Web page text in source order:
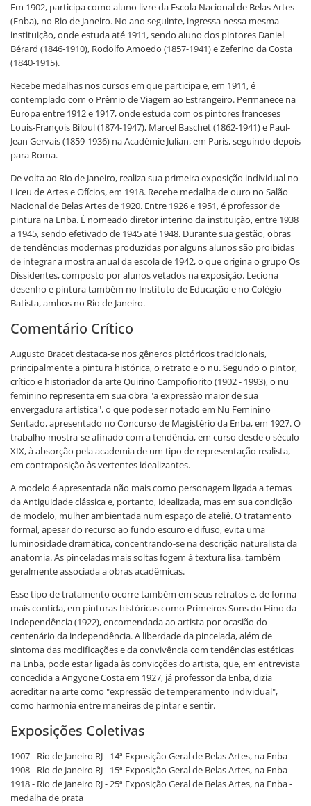
Em 1902, participa como aluno livre da Escola Nacional de Belas Artes
(Enba), no Rio de Janeiro. No ano seguinte, ingressa nessa mesma
instituição, onde estuda até 1911, sendo aluno dos pintores Daniel
Bérard (1846-1910), Rodolfo Amoedo (1857-1941) e Zeferino da Costa
(1840-1915).
Recebe medalhas nos cursos em que participa e, em 1911, é
contemplado com o Prêmio de Viagem ao Estrangeiro. Permanece na
Europa entre 1912 e 1917, onde estuda com os pintores franceses
Louis-François Biloul (1874-1947), Marcel Baschet (1862-1941) e Paul-
Jean Gervais (1859-1936) na Académie Julian, em Paris, seguindo depois
para Roma.
De volta ao Rio de Janeiro, realiza sua primeira exposição individual no
Liceu de Artes e Ofícios, em 1918. Recebe medalha de ouro no Salão
Nacional de Belas Artes de 1920. Entre 1926 e 1951, é professor de
pintura na Enba. É nomeado diretor interino da instituição, entre 1938
a 1945, sendo efetivado de 1945 até 1948. Durante sua gestão, obras
de tendências modernas produzidas por alguns alunos são proibidas
de integrar a mostra anual da escola de 1942, o que origina o grupo Os
Dissidentes, composto por alunos vetados na exposição. Leciona
desenho e pintura também no Instituto de Educação e no Colégio
Batista, ambos no Rio de Janeiro.
Comentário Crítico
Augusto Bracet destaca-se nos gêneros pictóricos tradicionais,
principalmente a pintura histórica, o retrato e o nu. Segundo o pintor,
crítico e historiador da arte Quirino Campofiorito (1902 - 1993), o nu
feminino representa em sua obra "a expressão maior de sua
envergadura artística", o que pode ser notado em Nu Feminino
Sentado, apresentado no Concurso de Magistério da Enba, em 1927. O
trabalho mostra-se afinado com a tendência, em curso desde o século
XIX, à absorção pela academia de um tipo de representação realista,
em contraposição às vertentes idealizantes.
A modelo é apresentada não mais como personagem ligada a temas
da Antiguidade clássica e, portanto, idealizada, mas em sua condição
de modelo, mulher ambientada num espaço de ateliê. O tratamento
formal, apesar do recurso ao fundo escuro e difuso, evita uma
luminosidade dramática, concentrando-se na descrição naturalista da
anatomia. As pinceladas mais soltas fogem à textura lisa, também
geralmente associada a obras acadêmicas.
Esse tipo de tratamento ocorre também em seus retratos e, de forma
mais contida, em pinturas históricas como Primeiros Sons do Hino da
Independência (1922), encomendada ao artista por ocasião do
centenário da independência. A liberdade da pincelada, além de
sintoma das modificações e da convivência com tendências estéticas
na Enba, pode estar ligada às convicções do artista, que, em entrevista
concedida a Angyone Costa em 1927, já professor da Enba, dizia
acreditar na arte como "expressão de temperamento individual",
como harmonia entre maneiras de pintar e sentir.
Exposições Coletivas
1907 - Rio de Janeiro RJ - 14ª Exposição Geral de Belas Artes, na Enba
1908 - Rio de Janeiro RJ - 15ª Exposição Geral de Belas Artes, na Enba
1918 - Rio de Janeiro RJ - 25ª Exposição Geral de Belas Artes, na Enba -
medalha de prata